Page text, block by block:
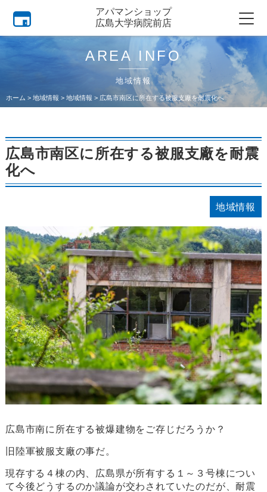
アパマンショップ
広島大学病院前店
AREA INFO
地域情報
ホーム > 地域情報 > 地域情報 > 広島市南区に所在する被服支廠を耐震化へ
広島市南区に所在する被服支廠を耐震
化へ
地域情報
広島市南に所在する被爆建物をご存じだろうか？
旧陸軍被服支廠の事だ。
現存する４棟の内、広島県が所有する１～３号棟につい
て今後どうするのか議論が交わされていたのだが、耐震